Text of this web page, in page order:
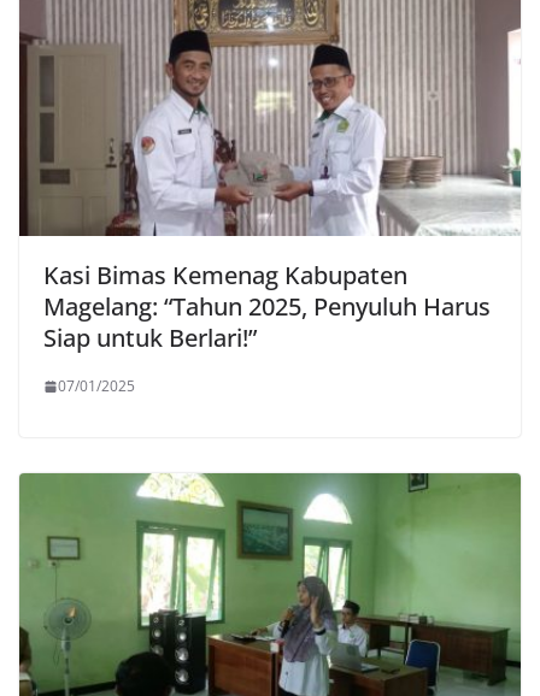
Kasi Bimas Kemenag Kabupaten
Magelang: “Tahun 2025, Penyuluh Harus
Siap untuk Berlari!”
07/01/2025